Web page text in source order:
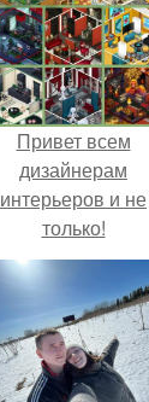
Привет всем
дизайнерам
интерьеров и не
только!